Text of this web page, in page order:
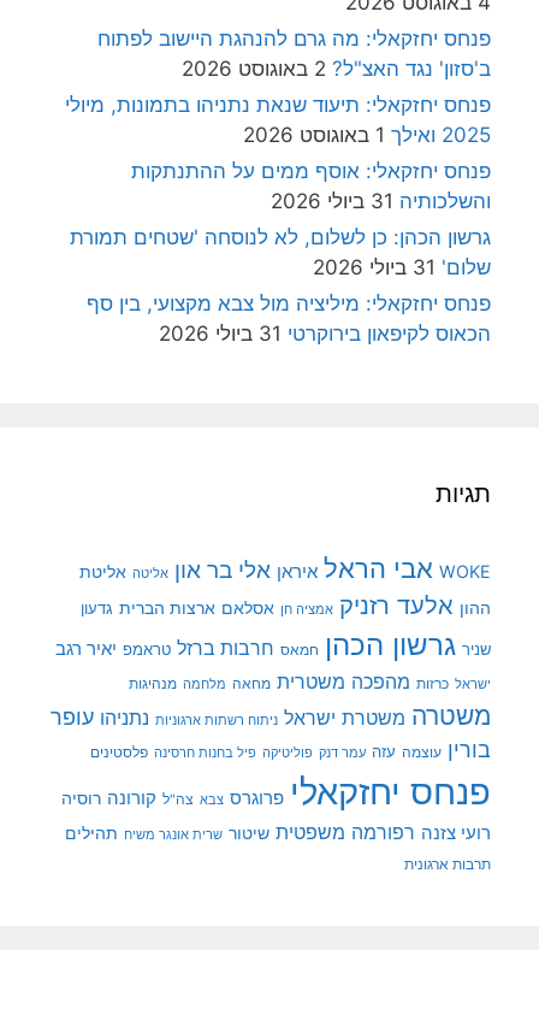
פנחס יחזקאלי: מה גרם להנהגת היישוב לפתוח
ב'סזון' נגד האצ"ל? 2 באוגוסט 2026
פנחס יחזקאלי: תיעוד שנאת נתניהו בתמונות, מיולי
2025 ואילך
1 באוגוסט 2026
פנחס יחזקאלי: אוסף ממים על ההתנתקות
והשלכותיה 31 ביולי 2026
גרשון הכהן: כן לשלום, לא לנוסחה 'שטחים תמורת
שלום' 31 ביולי 2026
פנחס יחזקאלי: מיליציה מול צבא מקצועי, בין סף
הכאוס לקיפאון בירוקרטי 31 ביולי 2026
תגיות
WOKE אבי הראל איראן אלי בר און אליטה אליטת
ההון אלעד רזניק אמציה חן אסלאם ארצות הברית גדעון
שניר גרשון הכהן חמאס חרבות ברזל טראמפ יאיר רגב
ישראל כרזות מהפכה משטרית מחאה מלחמה מנהיגות
משטרה משטרת ישראל ניתוח רשתות ארגוניות נתניהו עופר
בורין עוצמה עזה עמר דנק פוליטיקה פיל בחנות חרסינה פלסטינים
פנחס יחזקאלי פרוגרס צבא צה"ל קורונה רוסיה
רועי צזנה רפורמה משפטית שיטור שרית אונגר משיח תהילים
תרבות ארגונית